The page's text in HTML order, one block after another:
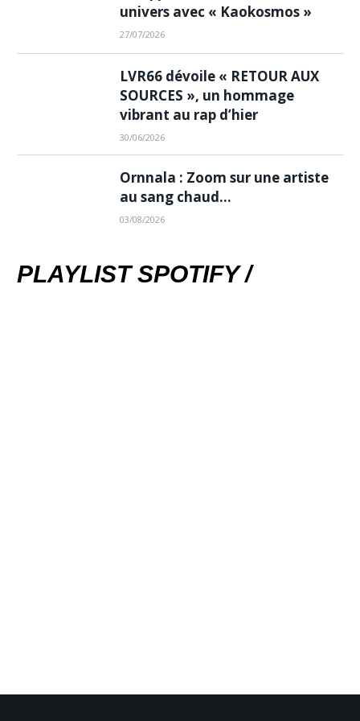
univers avec « Kaokosmos »
27/07/2026
LVR66 dévoile « RETOUR AUX
SOURCES », un hommage
vibrant au rap d’hier
30/06/2026
Ornnala : Zoom sur une artiste
au sang chaud…
03/08/2026
PLAYLIST SPOTIFY /